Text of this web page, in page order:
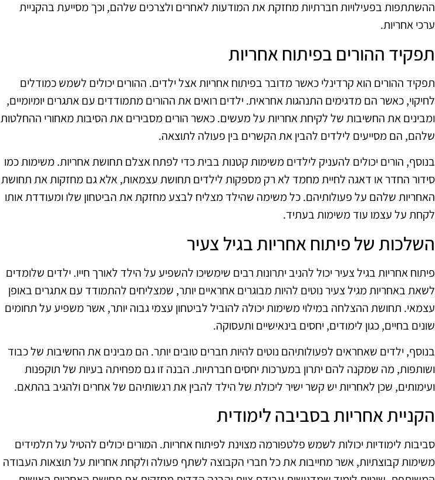
ההשתתפות בפעילויות חברתיות מחזקת את המודעות לאחרים ולצרכים שלהם, וכך מסייעת בהקניית
ערכי אחריות.
תפקיד ההורים בפיתוח אחריות
תפקיד ההורים הוא קרדינלי כאשר מדובר בפיתוח אחריות אצל ילדים. ההורים יכולים לשמש כמודלים
לחיקוי, כאשר הם מדגימים התנהגות אחראית. ילדים רואים את ההורים מתמודדים עם אתגרים יומיומיים,
ומבינים את החשיבות של לקיחת אחריות על מעשים. כאשר הורים מסבירים את הסיבות מאחורי ההחלטות
שלהם, הם מסייעים לילדים להבין את הקשרים בין פעולה לתוצאה.
בנוסף, הורים יכולים להעניק לילדים משימות קטנות בבית כדי לפתח אצלם תחושת אחריות. משימות כמו
סידור החדר או דאגה לחיית מחמד לא רק מספקות לילדים תחושת עצמאות, אלא גם מחזקות את תחושת
האחריות שלהם על פעולותיהם. כל משימה שהילד מצליח לבצע מחזקת את הביטחון שלו ומעודדת אותו
לקחת על עצמו עוד משימות בעתיד.
השלכות של פיתוח אחריות בגיל צעיר
פיתוח אחריות בגיל צעיר יכול להניב יתרונות רבים שימשיכו להשפיע על הילד לאורך חייו. ילדים שלומדים
לשאת באחריות מגיל צעיר נוטים להיות מבוגרים אחראיים יותר, שמצליחים להתמודד עם אתגרים באופן
עצמאי. תחושת ההצלחה במילוי משימות יכולה להוביל לביטחון עצמי גבוה יותר, אשר משפיע על תחומים
שונים בחיים, כגון לימודים, יחסים בינאישיים ותעסוקה.
בנוסף, ילדים שאחראים לפעולותיהם נוטים להיות חברים טובים יותר. הם מבינים את החשיבות של כבוד
ושותפות, מה שמקנה להם יתרון במערכות יחסים חברתיות. הבנה זו גם מפחיתה בעיות של תוקפנות
ועימותים, שכן לאחריות יש קשר ישיר ליכולת של הילד להבין את רגשותיהם של אחרים ולהגיב בהתאם.
הקניית אחריות בסביבה לימודית
סביבות לימודיות יכולות לשמש פלטפורמה מצוינת לפיתוח אחריות. המורים יכולים להטיל על תלמידים
משימות קבוצתיות, אשר מחייבות את כל חברי הקבוצה לשתף פעולה ולקחת אחריות על תוצאות העבודה